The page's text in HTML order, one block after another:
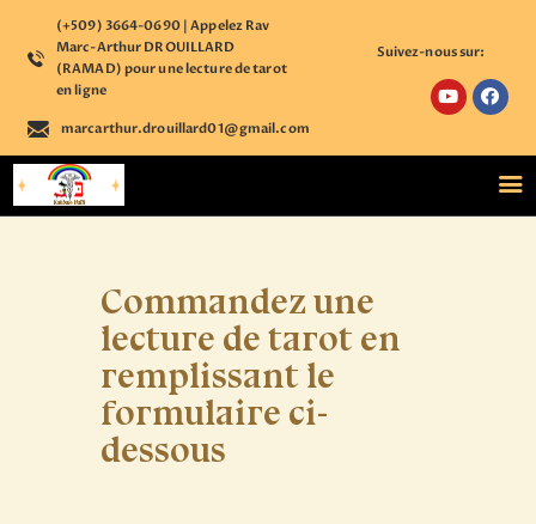
(+509) 3664-0690 | Appelez Rav
Marc-Arthur DROUILLARD
(RAMAD) pour une lecture de tarot
en ligne
marcarthur.drouillard01@gmail.com
Suivez-nous sur:
ACCUEIL
CALENDRIER
D’ÉVÈNEMENTS
ASTROLOGIE
CONTACT
NOTRE PLATEFORME
Commandez une
lecture de tarot en
remplissant le
formulaire ci-
dessous